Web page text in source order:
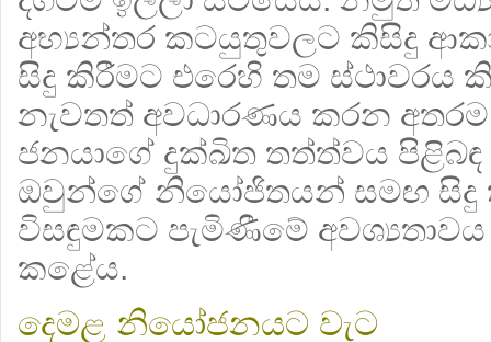
අභ්‍යන්තර කටයුතුවලට කිසිදු
සිදු කිරීමට එරෙහි තම ස්ථාවරය
නැවතත් අවධාරණය කරන අතරම,
ජනයාගේ දුක්ඛිත තත්ත්වය
ඔවුන්ගේ නියෝජිතයන් සමඟ සිදු
විසඳුමකට පැමිණීමේ අවශ්‍යතාවය
කළේය.
දෙමළ නියෝජනයට වැට